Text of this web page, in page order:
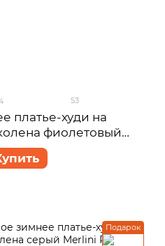
53
платье-худи на
фиолетовый
700001005, размер
Подарок